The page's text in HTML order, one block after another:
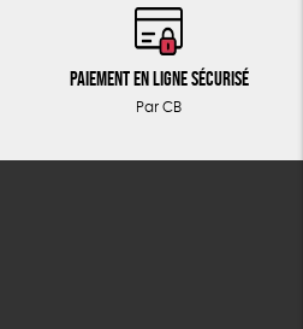
Paiement en ligne sécurisé
Par CB